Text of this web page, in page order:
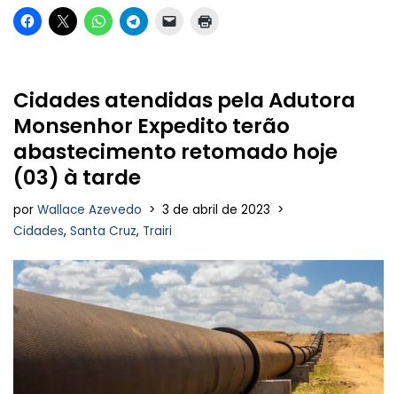
Cidades atendidas pela Adutora
Monsenhor Expedito terão
abastecimento retomado hoje
(03) à tarde
por Wallace Azevedo
3 de abril de 2023
Cidades, Santa Cruz, Trairi